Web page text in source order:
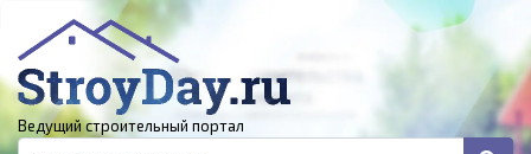
Ведущий строительный портал